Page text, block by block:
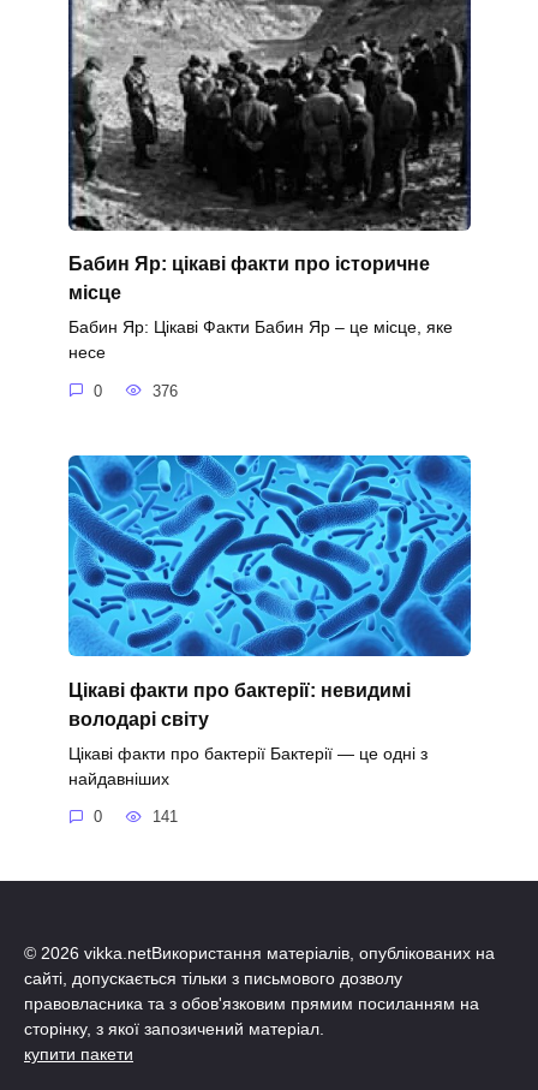
Бабин Яр: цікаві факти про історичне
місце
Бабин Яр: Цікаві Факти Бабин Яр – це місце, яке
несе
0 376
Цікаві факти про бактерії: невидимі
володарі світу
Цікаві факти про бактерії Бактерії — це одні з
найдавніших
0 141
© 2026 vikka.netВикористання матеріалів, опублікованих на
сайті, допускається тільки з письмового дозволу
правовласника та з обов'язковим прямим посиланням на
сторінку, з якої запозичений матеріал.
купити пакети